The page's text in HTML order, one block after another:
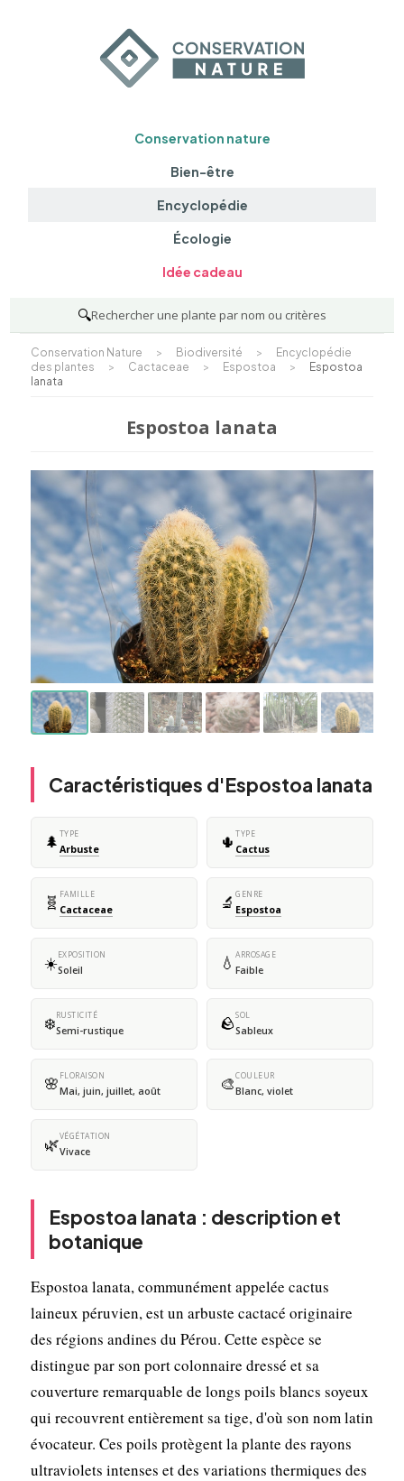
Conservation nature
Bien-être
Encyclopédie
Écologie
Idée cadeau
🔍Rechercher une plante par nom ou critères
Conservation Nature > Biodiversité >
Encyclopédie
des plantes
> Cactaceae > Espostoa >
Espostoa
lanata
Espostoa lanata
Caractéristiques d'Espostoa lanata
🌲 TYPE
Arbuste 🌵 TYPE
Cactus
🧬 FAMILLE
Cactaceae 🔬 GENRE
Espostoa
☀️EXPOSITION
Soleil 💧 ARROSAGE
Faible
❄️RUSTICITÉ
Semi-rustique 🪨SOL
Sableux
🌸 FLORAISON
Mai, juin, juillet, août 🎨COULEUR
Blanc, violet
🌿VÉGÉTATION
Vivace
Espostoa lanata : description et
botanique
Espostoa lanata, communément appelée cactus
laineux péruvien, est un arbuste cactacé originaire
des régions andines du Pérou. Cette espèce se
distingue par son port colonnaire dressé et sa
couverture remarquable de longs poils blancs soyeux
qui recouvrent entièrement sa tige, d'où son nom latin
évocateur. Ces poils protègent la plante des rayons
ultraviolets intenses et des variations thermiques des